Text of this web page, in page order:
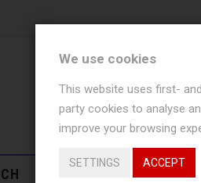
EVENTI
We use cookies
This website uses first-
party cookies to analyse
improve your browsing
SETTINGS ACCEPT